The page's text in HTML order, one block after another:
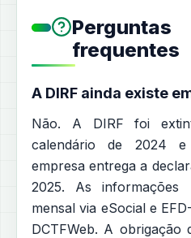
Perguntas
frequentes
A DIRF ainda existe
Não. A DIRF foi
calendário de 2024
empresa entrega a
2025. As informações
mensal via eSocial e
DCTFWeb. A